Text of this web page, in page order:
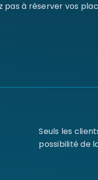
pas à réserver vos
Seuls les
possibilité de